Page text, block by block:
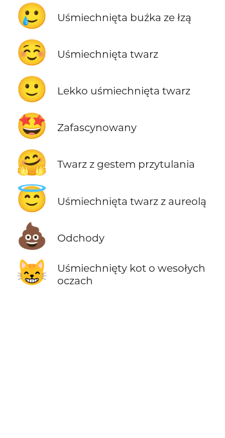
🥲 Uśmiechnięta buźka ze łzą
☺️ Uśmiechnięta twarz
🙂 Lekko uśmiechnięta twarz
🤩 Zafascynowany
🤗 Twarz z gestem przytulania
😇 Uśmiechnięta twarz z aureolą
💩 Odchody
😸
Uśmiechnięty kot o wesołych
oczach